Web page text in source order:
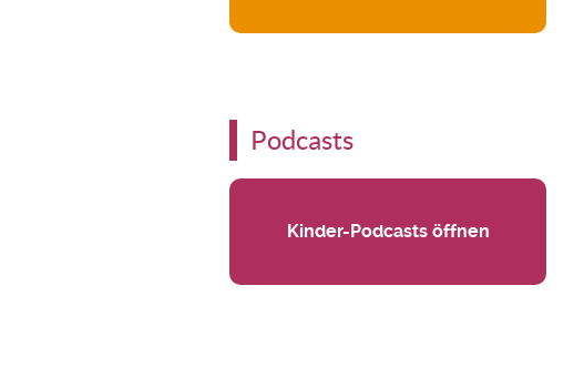
Podcasts
Kinder-Podcasts öffnen